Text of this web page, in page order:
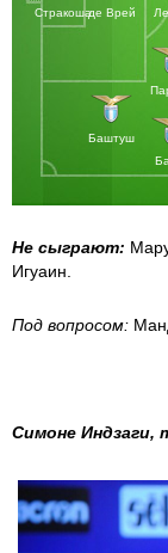
Стракоша
Баштуш
де Врей
Не сыграют:
Игуаин.
Под вопросом:
Симоне Индзаги,